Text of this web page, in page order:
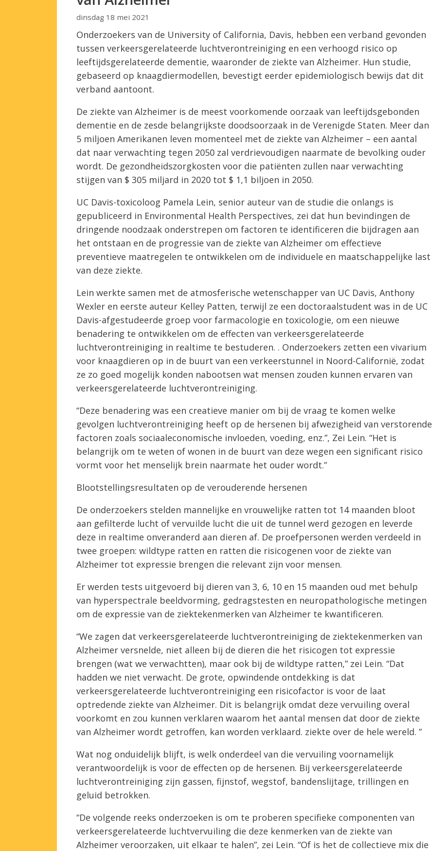
dinsdag 18 mei 2021
Onderzoekers van de University of California, Davis, hebben een verband gevonden
tussen verkeersgerelateerde luchtverontreiniging en een verhoogd risico op
leeftijdsgerelateerde dementie, waaronder de ziekte van Alzheimer. Hun studie,
gebaseerd op knaagdiermodellen, bevestigt eerder epidemiologisch bewijs dat dit
verband aantoont.
De ziekte van Alzheimer is de meest voorkomende oorzaak van leeftijdsgebonden
dementie en de zesde belangrijkste doodsoorzaak in de Verenigde Staten. Meer dan
5 miljoen Amerikanen leven momenteel met de ziekte van Alzheimer – een aantal
dat naar verwachting tegen 2050 zal verdrievoudigen naarmate de bevolking ouder
wordt. De gezondheidszorgkosten voor die patiënten zullen naar verwachting
stijgen van $ 305 miljard in 2020 tot $ 1,1 biljoen in 2050.
UC Davis-toxicoloog Pamela Lein, senior auteur van de studie die onlangs is
gepubliceerd in Environmental Health Perspectives, zei dat hun bevindingen de
dringende noodzaak onderstrepen om factoren te identificeren die bijdragen aan
het ontstaan ​​en de progressie van de ziekte van Alzheimer om effectieve
preventieve maatregelen te ontwikkelen om de individuele en maatschappelijke last
van deze ziekte.
Lein werkte samen met de atmosferische wetenschapper van UC Davis, Anthony
Wexler en eerste auteur Kelley Patten, terwijl ze een doctoraalstudent was in de UC
Davis-afgestudeerde groep voor farmacologie en toxicologie, om een ​​nieuwe
benadering te ontwikkelen om de effecten van verkeersgerelateerde
luchtverontreiniging in realtime te bestuderen. . Onderzoekers zetten een vivarium
voor knaagdieren op in de buurt van een verkeerstunnel in Noord-Californië, zodat
ze zo goed mogelijk konden nabootsen wat mensen zouden kunnen ervaren van
verkeersgerelateerde luchtverontreiniging.
“Deze benadering was een creatieve manier om bij de vraag te komen welke
gevolgen luchtverontreiniging heeft op de hersenen bij afwezigheid van verstorende
factoren zoals sociaaleconomische invloeden, voeding, enz.”, Zei Lein. “Het is
belangrijk om te weten of wonen in de buurt van deze wegen een significant risico
vormt voor het menselijk brein naarmate het ouder wordt.”
Blootstellingsresultaten op de verouderende hersenen
De onderzoekers stelden mannelijke en vrouwelijke ratten tot 14 maanden bloot
aan gefilterde lucht of vervuilde lucht die uit de tunnel werd gezogen en leverde
deze in realtime onveranderd aan dieren af. De proefpersonen werden verdeeld in
twee groepen: wildtype ratten en ratten die risicogenen voor de ziekte van
Alzheimer tot expressie brengen die relevant zijn voor mensen.
Er werden tests uitgevoerd bij dieren van 3, 6, 10 en 15 maanden oud met behulp
van hyperspectrale beeldvorming, gedragstesten en neuropathologische metingen
om de expressie van de ziektekenmerken van Alzheimer te kwantificeren.
“We zagen dat verkeersgerelateerde luchtverontreiniging de ziektekenmerken van
Alzheimer versnelde, niet alleen bij de dieren die het risicogen tot expressie
brengen (wat we verwachtten), maar ook bij de wildtype ratten,” zei Lein. “Dat
hadden we niet verwacht. De grote, opwindende ontdekking is dat
verkeersgerelateerde luchtverontreiniging een risicofactor is voor de laat
optredende ziekte van Alzheimer. Dit is belangrijk omdat deze vervuiling overal
voorkomt en zou kunnen verklaren waarom het aantal mensen dat door de ziekte
van Alzheimer wordt getroffen, kan worden verklaard. ziekte over de hele wereld. ”
Wat nog onduidelijk blijft, is welk onderdeel van die vervuiling voornamelijk
verantwoordelijk is voor de effecten op de hersenen. Bij verkeersgerelateerde
luchtverontreiniging zijn gassen, fijnstof, wegstof, bandenslijtage, trillingen en
geluid betrokken.
“De volgende reeks onderzoeken is om te proberen specifieke componenten van
verkeersgerelateerde luchtvervuiling die deze kenmerken van de ziekte van
Alzheimer veroorzaken, uit elkaar te halen”, zei Lein. “Of is het de collectieve mix die